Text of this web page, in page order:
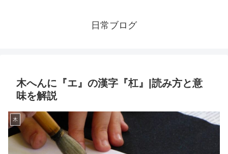
日常ブログ
木へんに『エ』の漢字『杠』|読み方と意
味を解説
木